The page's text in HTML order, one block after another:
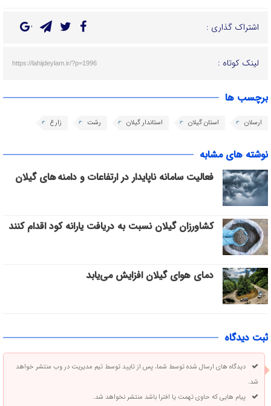
اشتراک گذاری :
لینک کوتاه : https://lahijdeylam.ir/?p=1996
برچسب ها
ارسلان استان گیلان استاندار گیلان رشت زارع
نوشته های مشابه
فعالیت سامانه ناپایدار در ارتفاعات و دامنه های گیلان
کشاورزان گیلان نسبت به دریافت یارانه کود اقدام کنند
دمای هوای گیلان افزایش می‌یابد
ثبت دیدگاه
دیدگاه های ارسال شده توسط شما، پس از تایید توسط تیم مدیریت در وب منتشر خواهد
شد.
پیام هایی که حاوی تهمت یا افترا باشد منتشر نخواهد شد.